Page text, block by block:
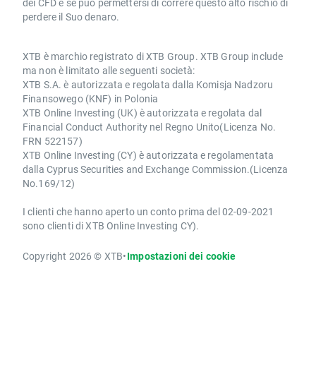
perdere il Suo denaro.
XTB è marchio registrato di XTB Group. XTB Group include
ma non è limitato alle seguenti società:
XTB S.A. è autorizzata e regolata dalla Komisja Nadzoru
Finansowego (KNF) in Polonia
XTB Online Investing (UK) è autorizzata e regolata dal
Financial Conduct Authority nel Regno Unito(Licenza No.
FRN 522157)
XTB Online Investing (CY) è autorizzata e regolamentata
dalla Cyprus Securities and Exchange Commission.(Licenza
No.169/12)
I clienti che hanno aperto un conto prima del 02-09-2021
sono clienti di XTB Online Investing CY).
Copyright 2026 © XTB•Impostazioni dei cookie